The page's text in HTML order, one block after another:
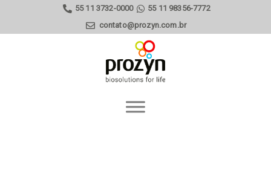
55 11 3732-0000
55 11 98356-7772
contato@prozyn.com.br